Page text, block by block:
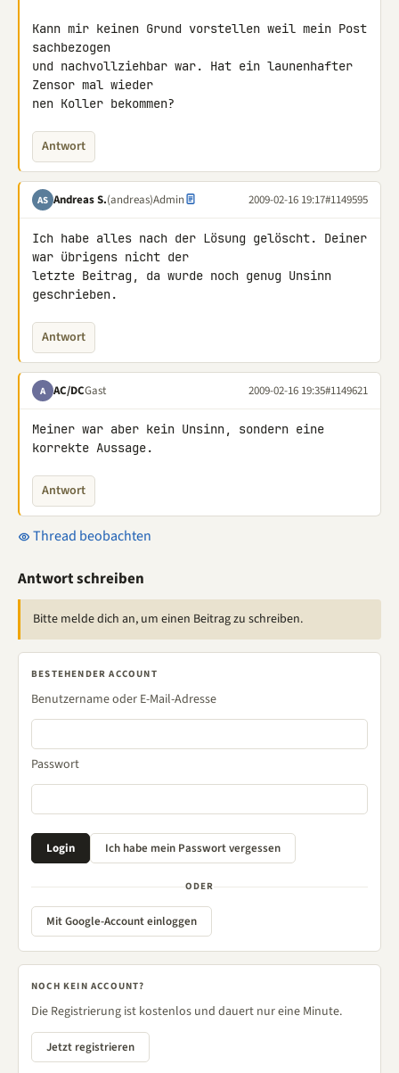
Kann mir keinen Grund vorstellen weil mein Post
sachbezogen
und nachvollziehbar war. Hat ein launenhafter
Zensor mal wieder
nen Koller bekommen?
Antwort
AS Andreas S.(andreas)Admin 2009-02-16 19:17#1149595
Ich habe alles nach der Lösung gelöscht. Deiner
war übrigens nicht der
letzte Beitrag, da wurde noch genug Unsinn
geschrieben.
Antwort
A AC/DCGast 2009-02-16 19:35#1149621
Meiner war aber kein Unsinn, sondern eine
korrekte Aussage.
Antwort
Thread beobachten
Antwort schreiben
Bitte melde dich an, um einen Beitrag zu schreiben.
BESTEHENDER ACCOUNT
Benutzername oder E-Mail-Adresse
Passwort
ODER
Mit Google-Account einloggen
NOCH KEIN ACCOUNT?
Die Registrierung ist kostenlos und dauert nur eine Minute.
Jetzt registrieren